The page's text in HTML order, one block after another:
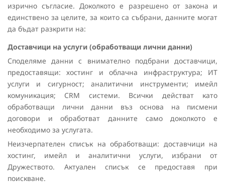
изрично съгласие. Доколкото е разрешено от закона и
единствено за целите, за които са събрани, данните могат
да бъдат разкрити на:
Доставчици на услуги (обработващи лични данни)
Споделяме данни с внимателно подбрани доставчици,
предоставящи: хостинг и облачна инфраструктура; ИТ
услуги и сигурност; аналитични инструменти; имейл
комуникация; CRM системи. Всички действат като
обработващи лични данни въз основа на писмени
договори и обработват данните само доколкото е
необходимо за услугата.
Неизчерпателен списък на обработващи: доставчици на
хостинг, имейл и аналитични услуги, избрани от
Дружеството. Актуален списък се предоставя при
поискване.